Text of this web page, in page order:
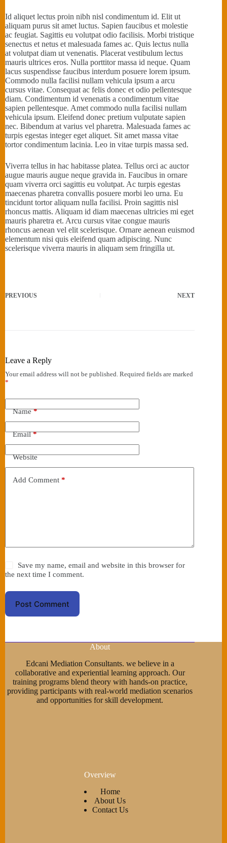
Id aliquet lectus proin nibh nisl condimentum id. Elit ut
aliquam purus sit amet luctus. Sapien faucibus et molestie
ac feugiat. Sagittis eu volutpat odio facilisis. Morbi tristique
senectus et netus et malesuada fames ac. Quis lectus nulla
at volutpat diam ut venenatis. Placerat vestibulum lectus
mauris ultrices eros. Nulla porttitor massa id neque. Quam
lacus suspendisse faucibus interdum posuere lorem ipsum.
Commodo nulla facilisi nullam vehicula ipsum a arcu
cursus vitae. Consequat ac felis donec et odio pellentesque
diam. Condimentum id venenatis a condimentum vitae
sapien pellentesque. Amet commodo nulla facilisi nullam
vehicula ipsum. Eleifend donec pretium vulputate sapien
nec. Bibendum at varius vel pharetra. Malesuada fames ac
turpis egestas integer eget aliquet. Sit amet massa vitae
tortor condimentum lacinia. Leo in vitae turpis massa sed.
Viverra tellus in hac habitasse platea. Tellus orci ac auctor
augue mauris augue neque gravida in. Faucibus in ornare
quam viverra orci sagittis eu volutpat. Ac turpis egestas
maecenas pharetra convallis posuere morbi leo urna. Eu
tincidunt tortor aliquam nulla facilisi. Proin sagittis nisl
rhoncus mattis. Aliquam id diam maecenas ultricies mi eget
mauris pharetra et. Arcu cursus vitae congue mauris
rhoncus aenean vel elit scelerisque. Ornare aenean euismod
elementum nisi quis eleifend quam adipiscing. Nunc
scelerisque viverra mauris in aliquam sem fringilla ut.
PREVIOUS NEXT
Leave a Reply
Your email address will not be published. Required fields are marked
*
Name*
Email*
Website
Add Comment *
Save my name, email and website in this browser for
the next time I comment.
Post Comment
About
Edcani Mediation Consultants. we believe in a
collaborative and experiential learning approach. Our
training programs blend theory with hands-on practice,
providing participants with real-world mediation scenarios
and opportunities for skill development.
Overview
Home
About Us
Contact Us